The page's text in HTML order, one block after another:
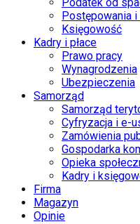
Postępowania
Księgowość
Kadry i płace
Prawo pracy
Wynagrodzenia
Ubezpieczenia
Samorząd
Samorząd
Cyfryzacja i e-
Zamówienia
Gospodarka
Opieka
Kadry i
Firma
Magazyn
Opinie